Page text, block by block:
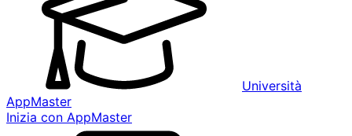
Università
AppMaster
Inizia con AppMaster